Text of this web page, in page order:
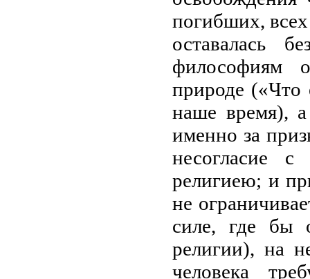
погибших,
оставалась
философиям
природе («Что
наше время), а
именно за
несогласие с
религиею; и
не
силе, где бы
религии), на
человека